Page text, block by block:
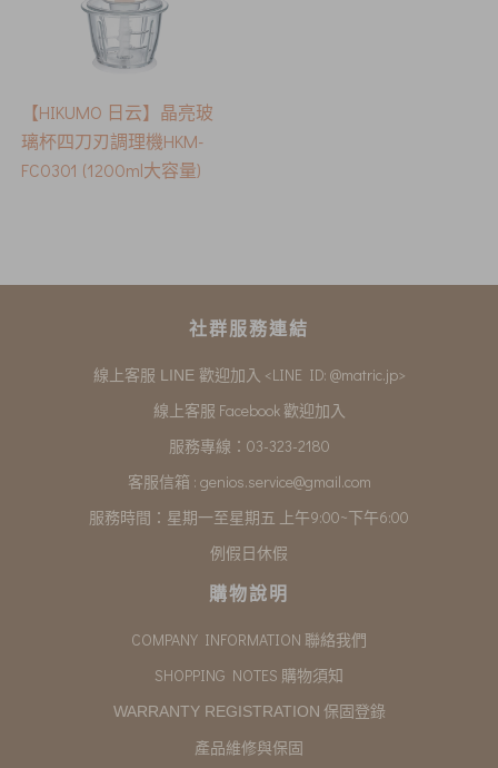
【HIKUMO 日云】晶亮玻
璃杯四刀刃調理機HKM-
FC0301 (1200ml大容量)
社群服務連結
線上客服 LINE 歡迎加入 <LINE ID: @matric.jp>
線上客服 Facebook 歡迎加入
服務專線：03-323-2180
客服信箱 : genios.service@gmail.com
服務時間：星期一至星期五 上午9:00~下午6:00
例假日休假
購物說明
COMPANY INFORMATION 聯絡我們
SHOPPING NOTES 購物須知
WARRANTY REGISTRATION 保固登錄
產品維修與保固